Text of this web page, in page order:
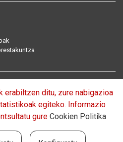
erabiltzen ditu, zure nabigazioa
egiteko. Informazio
gure Cookien Politika